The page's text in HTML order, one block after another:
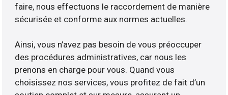
faire, nous effectuons le raccordement de manière
sécurisée et conforme aux normes actuelles.
Ainsi, vous n’avez pas besoin de vous préoccuper
des procédures administratives, car nous les
prenons en charge pour vous. Quand vous
choisissez nos services, vous profitez de fait d’un